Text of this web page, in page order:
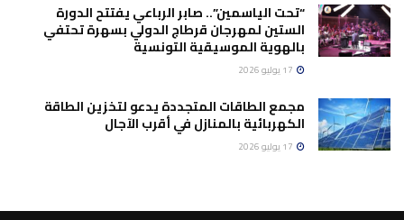
“تحت الياسمين”.. صابر الرباعي يفتتح الدورة
الستين لمهرجان قرطاج الدولي بسهرة تحتفي
بالهوية الموسيقية التونسية
مجمع الطاقات المتجددة يدعو لتخزين الطاقة
الكهربائية بالمنازل في أقرب الآجال